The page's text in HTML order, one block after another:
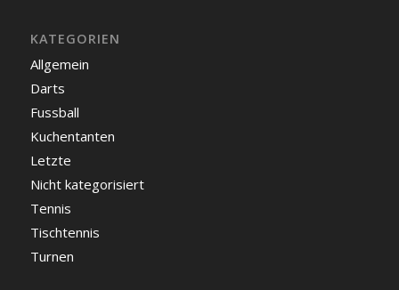
KATEGORIEN
Allgemein
Darts
Fussball
Kuchentanten
Letzte
Nicht kategorisiert
Tennis
Tischtennis
Turnen